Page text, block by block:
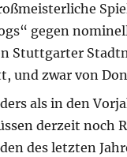
gegen
Stuttgarter
zwar von
als in den
derzeit noch
des letzten